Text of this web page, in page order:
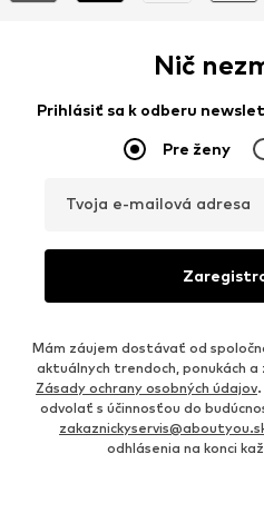
Nič
Prihlásiť sa k odberu
Pre ženy
Tvoja e-mailová adresa
Mám záujem dostávať od
aktuálnych trendoch, ponukách a
Zásady ochrany osobných údajov
odvolať s účinnosťou do
odhlásenia na konci